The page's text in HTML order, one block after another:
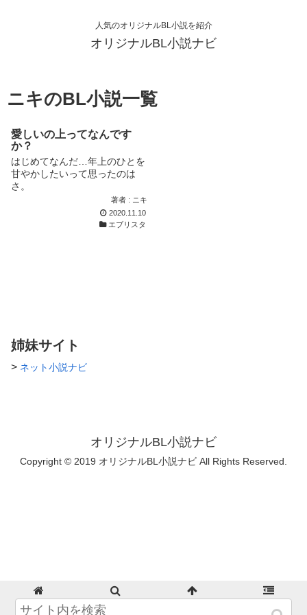
人気のオリジナルBL小説を紹介
オリジナルBL小説ナビ
ニキのBL小説一覧
愛しいの上ってなんです
か？
はじめてなんだ…年上のひとを
甘やかしたいって思ったのは
さ。
著者 : ニキ
2020.11.10
エブリスタ
姉妹サイト
> ネット小説ナビ
オリジナルBL小説ナビ
Copyright © 2019 オリジナルBL小説ナビ All Rights Reserved.
ホーム